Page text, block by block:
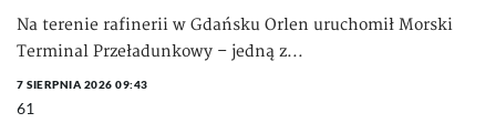
Na terenie rafinerii w Gdańsku Orlen uruchomił Morski
Terminal Przeładunkowy – jedną z...
7 SIERPNIA 2026 09:43
61